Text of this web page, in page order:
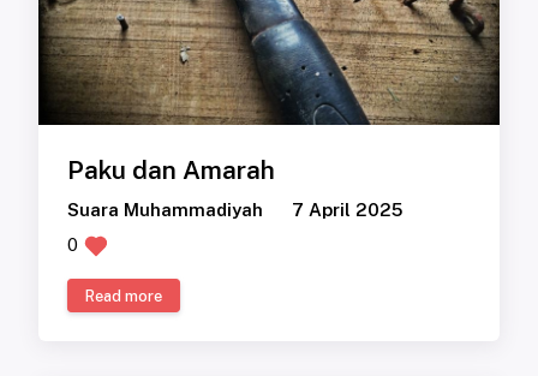
Paku dan Amarah
Suara Muhammadiyah
7 April 2025
0
Read more